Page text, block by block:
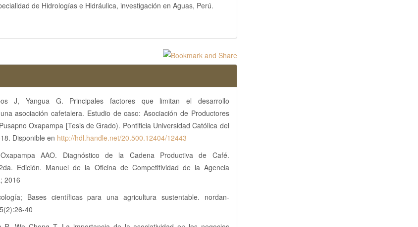
de Hidrologías e Hidráulica, investigación en Aguas, Perú.
J, Yangua G. Principales factores que limitan el desarrollo
asociación cafetalera. Estudio de caso: Asociación de Productores
Oxapampa [Tesis de Grado). Pontificia Universidad Católica del
Disponible en http://hdl.handle.net/20.500.12404/12443
AAO. Diagnóstico de la Cadena Productiva de Café.
Edición. Manuel de la Oficina de Competitividad de la Agencia
2016
Bases científicas para una agricultura sustentable. nordan-
40